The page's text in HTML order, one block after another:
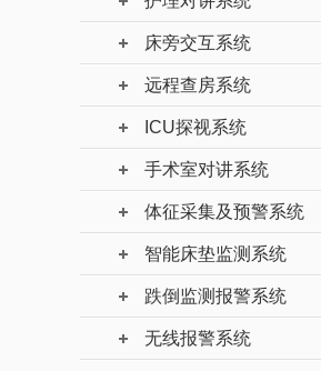
床旁交互系统
远程查房系统
ICU探视系统
手术室对讲系统
体征采集及预警系统
智能床垫监测系统
跌倒监测报警系统
无线报警系统